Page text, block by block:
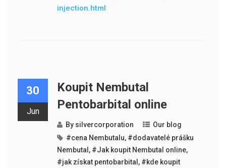
injection.html
30
Jun
Koupit Nembutal
Pentobarbital online
By silvercorporation
Our blog
#cena Nembutalu, #dodavatelé prášku
Nembutal , #Jak koupit Nembutal online,
#jak získat pentobarbital , #kde koupit